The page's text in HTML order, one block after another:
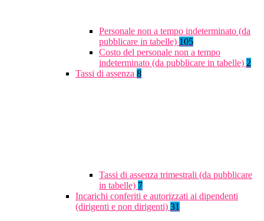
Personale non a tempo indeterminato (da
pubblicare in tabelle) 105
Costo del personale non a tempo
indeterminato (da pubblicare in tabelle) 2
Tassi di assenza 8
Tassi di assenza trimestrali (da pubblicare
in tabelle) 7
Incarichi conferiti e autorizzati ai dipendenti
(dirigenti e non dirigenti) 31